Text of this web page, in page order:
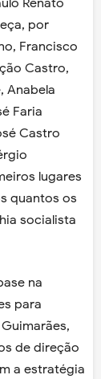
Renato
por
Francisco
Castro,
Anabela
Faria
Castro
lugares
quantos os
socialista
na
para
de direção
a estratégia